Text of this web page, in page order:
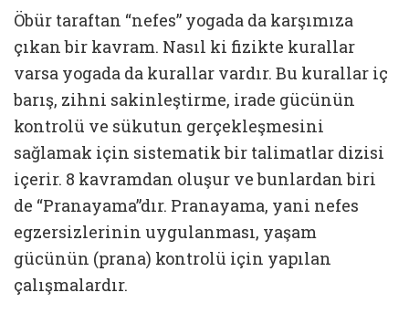
Öbür taraftan “nefes” yogada da karşımıza
çıkan bir kavram. Nasıl ki fizikte kurallar
varsa yogada da kurallar vardır. Bu kurallar iç
barış, zihni sakinleştirme, irade gücünün
kontrolü ve sükutun gerçekleşmesini
sağlamak için sistematik bir talimatlar dizisi
içerir. 8 kavramdan oluşur ve bunlardan biri
de “Pranayama”dır. Pranayama, yani nefes
egzersizlerinin uygulanması, yaşam
gücünün (prana) kontrolü için yapılan
çalışmalardır.